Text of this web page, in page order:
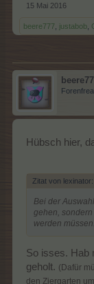
15 Mai 2016
beere777 justabob
Hübsch hier,
Zitat von lexinator:
Bei der
gehen,
werden müssen.
So isses. Hab
geholt. (Dafür
den Ziergarten